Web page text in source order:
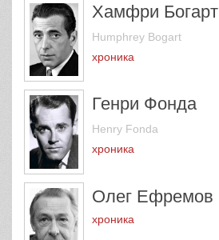
Хамфри Богарт
Humphrey Bogart
хроника
Генри Фонда
Henry Fonda
хроника
Олег Ефремов
хроника